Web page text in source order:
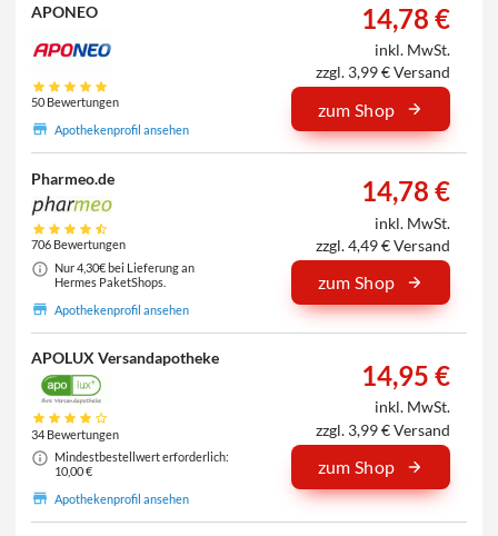
APONEO
50 Bewertungen
Apothekenprofil ansehen
14,78 €
inkl. MwSt.
zzgl. 3,99 € Versand
zum Shop
Pharmeo.de
706 Bewertungen
Nur 4,30€ bei Lieferung an
Hermes PaketShops.
Apothekenprofil ansehen
14,78 €
inkl. MwSt.
zzgl. 4,49 € Versand
zum Shop
APOLUX Versandapotheke
34 Bewertungen
Mindestbestellwert erforderlich:
10,00 €
Apothekenprofil ansehen
14,95 €
inkl. MwSt.
zzgl. 3,99 € Versand
zum Shop